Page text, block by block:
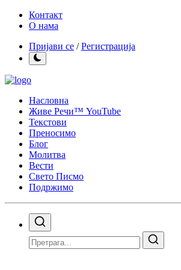
Контакт
О нама
Пријави се /Регистрација
Насловна
Живе Речи™ YouTube
Текстови
Преносимо
Блог
Молитва
Вести
Свето Писмо
Подржимо